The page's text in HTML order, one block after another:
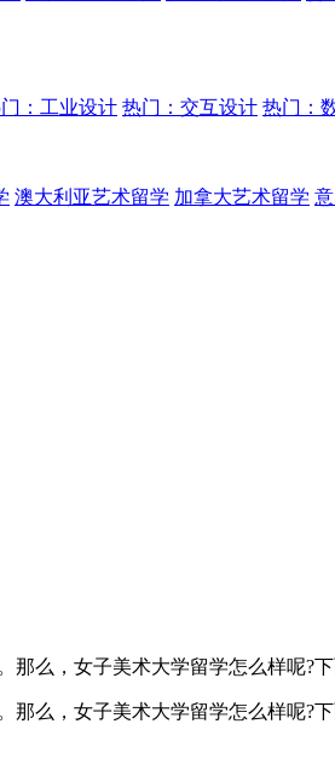
：工业设计 热门：交互设计 热门：
澳大利亚艺术留学 加拿大艺术留学
么，女子美术大学留学怎么样呢?
么，女子美术大学留学怎么样呢?